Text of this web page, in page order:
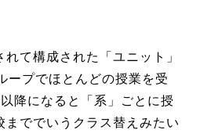
て構成された「ユニット」
ープでほとんどの授業を受
降になると「系」ごとに授
まででいうクラス替えみたい